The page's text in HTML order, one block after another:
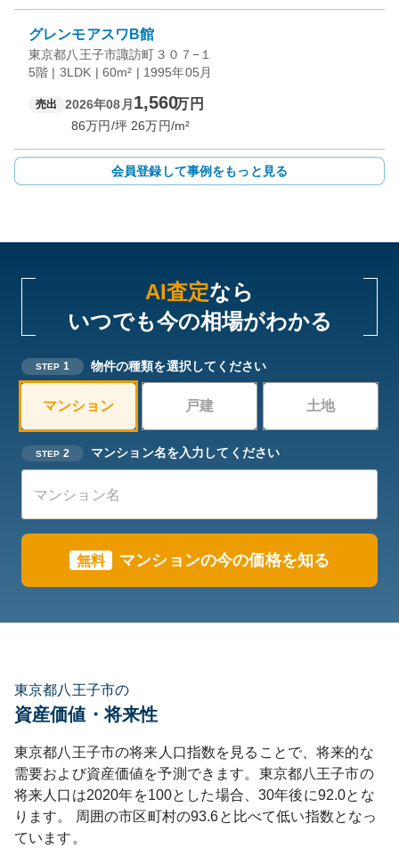
グレンモアスワB館
東京都八王子市諏訪町３０７−１
5階 | 3LDK | 60m² | 1995年05月
売出 2026年08月 1,560万円
86万円/坪 26万円/m²
会員登録して事例をもっと見る
AI査定なら
いつでも今の相場がわかる
STEP 1 物件の種類を選択してください
マンション 戸建 土地
STEP 2 マンション名を入力してください
無料 マンションの今の価格を知る
東京都八王子市の
資産価値・将来性
東京都八王子市の将来人口指数を見ることで、将来的な
需要および資産価値を予測できます。 東京都八王子市の
将来人口は2020年を100とした場合、30年後に92.0とな
ります。
周囲の市区町村の93.6と比べて低い指数となっ
ています。